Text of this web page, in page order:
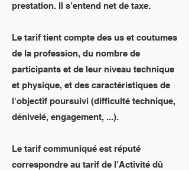
prestation. Il s’entend net de taxe.
Le tarif tient compte des us et coutumes
de la profession, du nombre de
participants et de leur niveau technique
et physique, et des caractéristiques de
l'objectif poursuivi (difficulté technique,
dénivelé, engagement, ...).
Le tarif communiqué est réputé
correspondre au tarif de l’Activité dû